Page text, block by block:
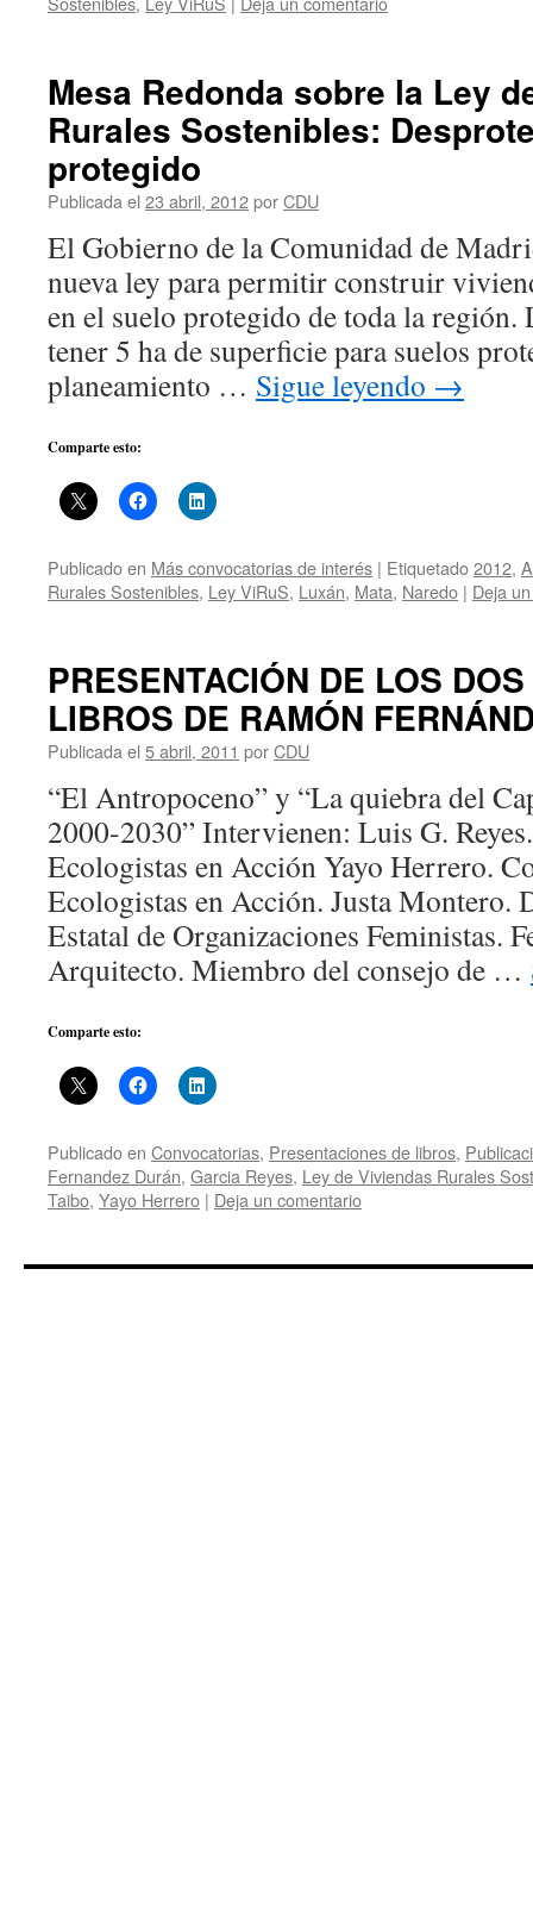
Mesa Redonda sobre la Ley
Rurales Sostenibles:
protegido
Publicada el 23 abril, 2012porCDU
El Gobierno de la Comunidad de
nueva ley para permitir construir
en el suelo protegido de toda la región.
tener 5 ha de superficie para suelos
planeamiento … Sigue leyendo →
Comparte esto:
Publicado en Más convocatorias de interés | Etiquetado2012,
Rurales Sostenibles, Ley ViRuS, Luxán, Mata, Naredo | Deja
PRESENTACIÓN DE LOS
LIBROS DE RAMÓN
Publicada el 5 abril, 2011 porCDU
“El Antropoceno” y “La quiebra del
2000-2030” Intervienen: Luis G.
Ecologistas en Acción Yayo Herrero.
Ecologistas en Acción. Justa Montero.
Estatal de Organizaciones Feministas.
Arquitecto. Miembro del consejo de …
Comparte esto:
Publicado en Convocatorias, Presentaciones de libros,
Fernandez Durán, Garcia Reyes, Ley de Viviendas Rurales
Taibo, Yayo Herrero | Deja un comentario